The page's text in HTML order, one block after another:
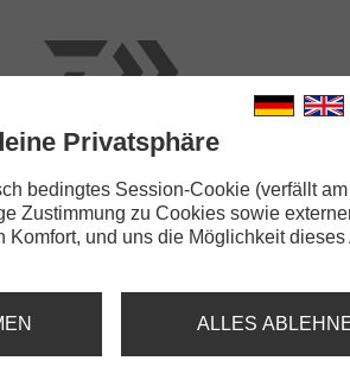
Privatsphäre
bedingtes Session-Cookie (verfällt
Zustimmung zu Cookies sowie
Komfort, und uns die Möglichkeit dieses
ALLES